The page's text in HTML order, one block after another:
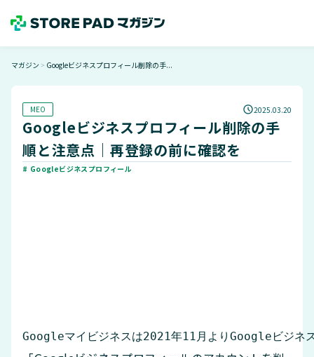
マガジン ＞ Googleビジネスプロフィール削除の手...
MEO 2025.03.20
Googleビジネスプロフィール削除の手
順と注意点｜再登録の前に確認を
# Googleビジネスプロフィール
Googleマイビジネスは2021年11月よりGoogleビジネ